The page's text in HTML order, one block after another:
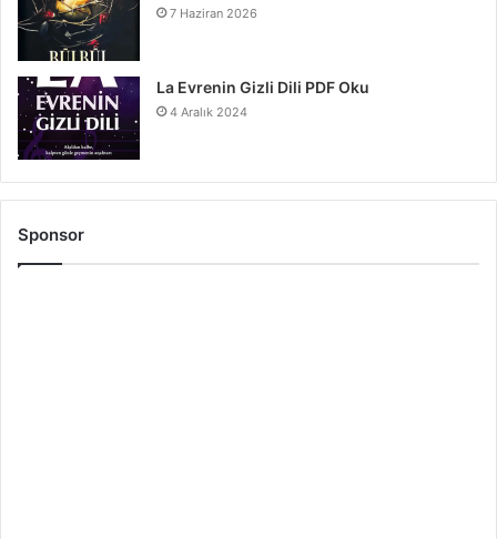
7 Haziran 2026
La Evrenin Gizli Dili PDF Oku
4 Aralık 2024
Sponsor